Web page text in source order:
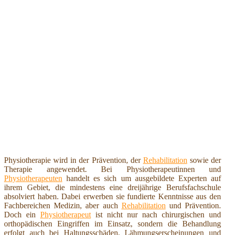
Physiotherapie wird in der Prävention, der Rehabilitation sowie der
Therapie angewendet. Bei Physiotherapeutinnen und
Physiotherapeuten handelt es sich um ausgebildete Experten auf
ihrem Gebiet, die mindestens eine dreijährige Berufsfachschule
absolviert haben. Dabei erwerben sie fundierte Kenntnisse aus den
Fachbereichen Medizin, aber auch Rehabilitation und Prävention.
Doch ein Physiotherapeut ist nicht nur nach chirurgischen und
orthopädischen Eingriffen im Einsatz, sondern die Behandlung
erfolgt auch bei Haltungsschäden, Lähmungserscheinungen und